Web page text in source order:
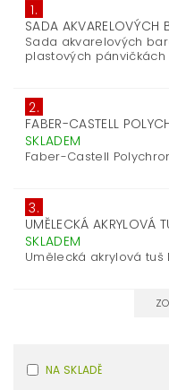
1.
SADA AKVARELOVÝCH
Sada akvarelových
plastových pánvičkách
2.
FABER-CASTELL
SKLADEM
Faber-Castell
3.
UMĚLECKÁ AKRYLOVÁ
SKLADEM
Umělecká akrylová tuš
NA SKLADĚ